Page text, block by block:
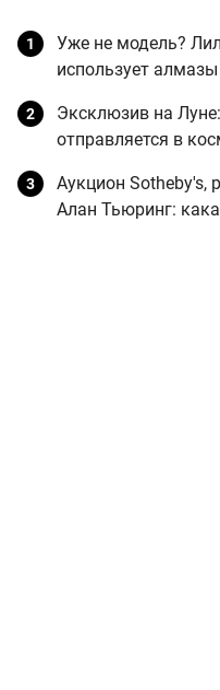
Уже не модель?
использует алмазы
Эксклюзив на
отправляется в
Аукцион Sotheby's,
Алан Тьюринг: